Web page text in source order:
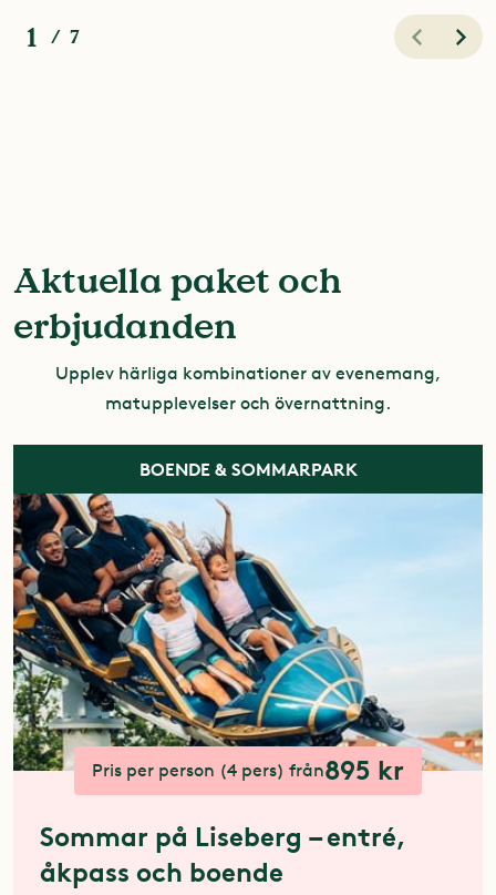
1 / 7
Aktuella paket och
erbjudanden
Upplev härliga kombinationer av evenemang,
matupplevelser och övernattning.
BOENDE & SOMMARPARK
Pris per person (4 pers) från895 kr
Sommar på Liseberg – entré,
åkpass och boende